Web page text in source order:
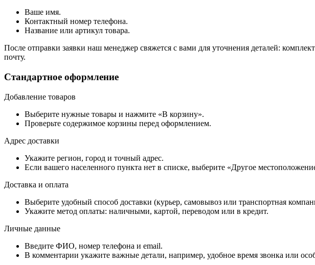
Ваше имя.
Контактный номер телефона.
Название или артикул товара.
После отправки заявки наш менеджер свяжется с вами для уточнения деталей:
почту.
Стандартное оформление
Добавление товаров
Выберите нужные товары и нажмите «В корзину».
Проверьте содержимое корзины перед оформлением.
Адрес доставки
Укажите регион, город и точный адрес.
Если вашего населенного пункта нет в списке, выберите «Другое
Доставка и оплата
Выберите удобный способ доставки (курьер, самовывоз или транспортная
Укажите метод оплаты: наличными, картой, переводом или в кредит.
Личные данные
Введите ФИО, номер телефона и email.
В комментарии укажите важные детали, например, удобное время звонка или